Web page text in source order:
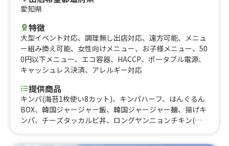
愛知県
特徴
大型イベント対応、 調理無し出店対応、 遠方可能、
メニュ
ー組み換え可能、 女性向けメニュー、 お子様メニュー、 50
0円以下メニュー、 エコ容器、 HACCP、 ポータブル電源、
キャッシュレス決済、 アレルギー対応
提供商品
キンパ(海苔1枚使い8カット)、キンパハーフ、はんぐるん
BOX、韓国ジャージャー飯、韓国ジャージャー麺、揚げキ
ンパ、チーズタッカルビ丼、ロングヤンニョンチキン(６